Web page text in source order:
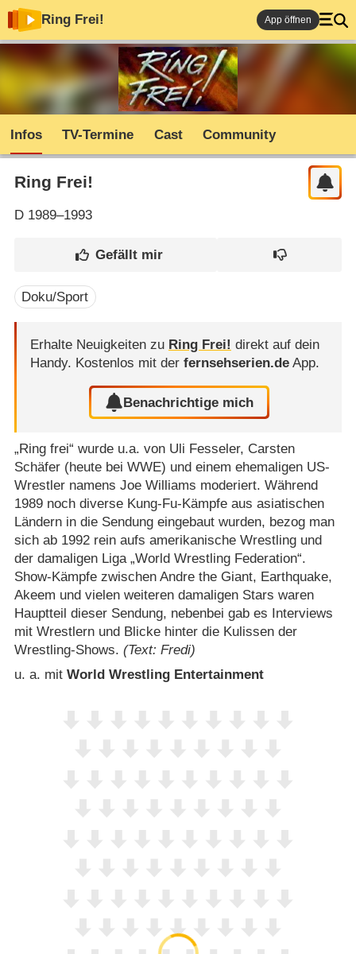
Ring Frei! App öffnen
Infos TV-Termine Cast Community
Ring Frei!
D1989–1993
Doku/Sport
Erhalte Neuigkeiten zu Ring Frei! direkt auf dein
Handy. Kostenlos mit der fernsehserien.deApp.
Benachrichtige mich
„Ring frei“ wurde u.a. von Uli Fesseler, Carsten
Schäfer (heute bei WWE) und einem ehemaligen US-
Wrestler namens Joe Williams moderiert. Während
1989 noch diverse Kung-Fu-Kämpfe aus asiatischen
Ländern in die Sendung eingebaut wurden, bezog man
sich ab 1992 rein aufs amerikanische Wrestling und
der damaligen Liga „World Wrestling Federation“.
Show-Kämpfe zwischen Andre the Giant, Earthquake,
Akeem und vielen weiteren damaligen Stars waren
Hauptteil dieser Sendung, nebenbei gab es Interviews
mit Wrestlern und Blicke hinter die Kulissen der
Wrestling-Shows. (Text: Fredi)
u. a. mit World Wrestling Entertainment